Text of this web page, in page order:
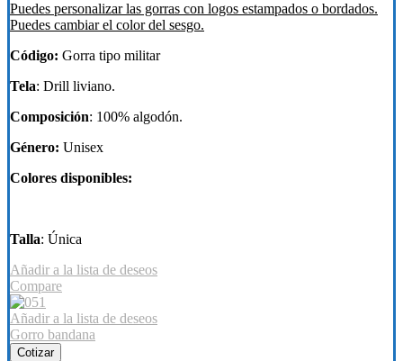
Puedes personalizar las gorras con logos estampados o bordados.
Puedes cambiar el color del sesgo.
Código: Gorra tipo militar
Tela: Drill liviano.
Composición: 100% algodón.
Género: Unisex
Colores disponibles:
Talla: Única
Añadir a la lista de deseos
Compare
Añadir a la lista de deseos
Gorro bandana
Cotizar